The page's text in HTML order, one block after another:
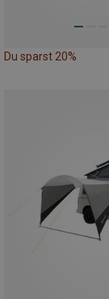
Du sparst 20%